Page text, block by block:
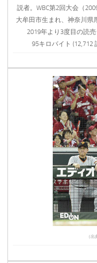
説者。WBC第2回大会（
大牟田市生まれ、神奈川県
2019年より3度目の読
95キロバイト (12,712
（出